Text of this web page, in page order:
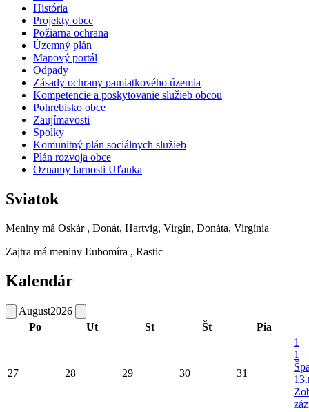
História
Projekty obce
Požiarna ochrana
Územný plán
Mapový portál
Odpady
Zásady ochrany pamiatkového územia
Kompetencie a poskytovanie služieb obcou
Pohrebisko obce
Zaujímavosti
Spolky
Komunitný plán sociálnych služieb
Plán rozvoja obce
Oznamy farnosti Uľanka
Sviatok
Meniny má Oskár , Donát, Hartvig, Virgín, Donáta, Virgínia
Zajtra má meniny Ľubomíra , Rastic
Kalendár
August2026
Po
Ut St Št Pia
27 28 29 30 31
1
1